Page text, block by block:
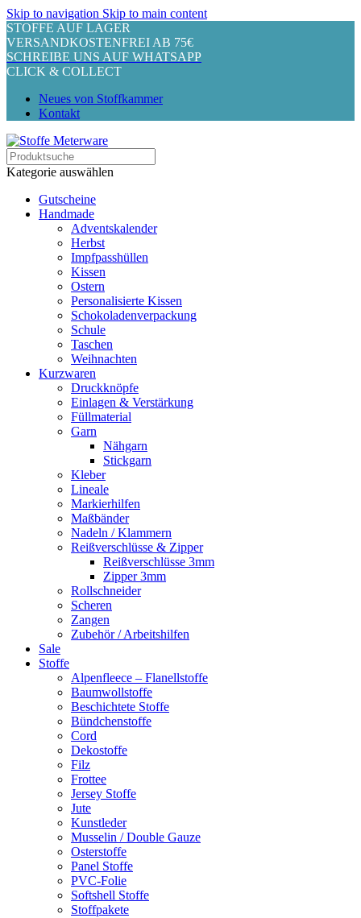
Skip to navigation Skip to main content
STOFFE AUF LAGER
VERSANDKOSTENFREI AB 75€
SCHREIBE UNS AUF WHATSAPP
CLICK & COLLECT
Neues von Stoffkammer
Kontakt
Kategorie auswählen
Gutscheine
Handmade
Adventskalender
Herbst
Impfpasshüllen
Kissen
Ostern
Personalisierte Kissen
Schokoladenverpackung
Schule
Taschen
Weihnachten
Kurzwaren
Druckknöpfe
Einlagen & Verstärkung
Füllmaterial
Garn
Nähgarn
Stickgarn
Kleber
Lineale
Markierhilfen
Maßbänder
Nadeln / Klammern
Reißverschlüsse & Zipper
Reißverschlüsse 3mm
Zipper 3mm
Rollschneider
Scheren
Zangen
Zubehör / Arbeitshilfen
Sale
Stoffe
Alpenfleece – Flanellstoffe
Baumwollstoffe
Beschichtete Stoffe
Bündchenstoffe
Cord
Dekostoffe
Filz
Frottee
Jersey Stoffe
Jute
Kunstleder
Musselin / Double Gauze
Osterstoffe
Panel Stoffe
PVC-Folie
Softshell Stoffe
Stoffpakete